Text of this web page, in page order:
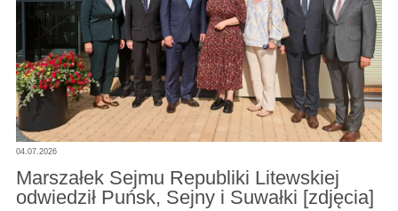
04.07.2026
Marszałek Sejmu Republiki Litewskiej
odwiedził Puńsk, Sejny i Suwałki [zdjęcia]